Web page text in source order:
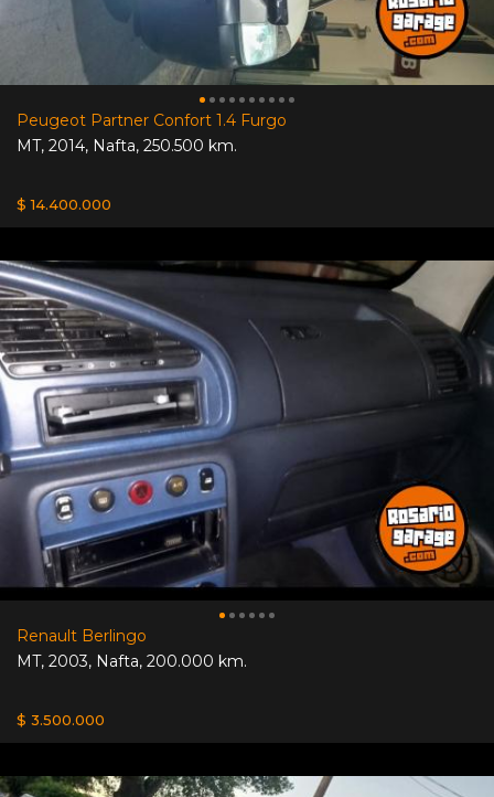
Peugeot Partner Confort 1.4 Furgo
MT, 2014, Nafta, 250.500 km.
$ 14.400.000
Renault Berlingo
MT, 2003, Nafta, 200.000 km.
$ 3.500.000